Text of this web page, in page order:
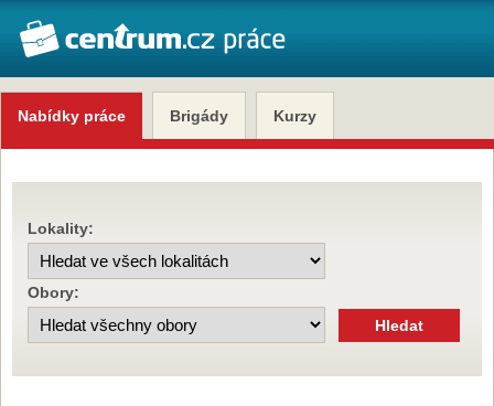
Nabídky práce Brigády Kurzy
Lokality:
Obory: